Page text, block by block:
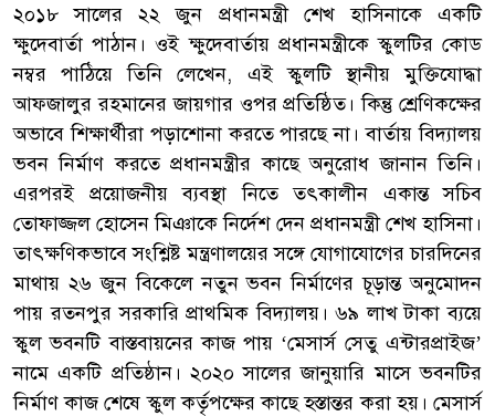
২০১৮ সালের ২২ জুন প্রধানমন্ত্রী শেখ হাসিনাকে একটি
ক্ষুদেবার্তা পাঠান। ওই ক্ষুদেবার্তায় প্রধানমন্ত্রীকে স্কুলটির কোড
নম্বর পাঠিয়ে তিনি লেখেন, এই স্কুলটি স্থানীয় মুক্তিযোদ্ধা
আফজালুর রহমানের জায়গার ওপর প্রতিষ্ঠিত। কিন্তু শ্রেণিকক্ষের
অভাবে শিক্ষার্থীরা পড়াশোনা করতে পারছে না। বার্তায় বিদ্যালয়
ভবন নির্মাণ করতে প্রধানমন্ত্রীর কাছে অনুরোধ জানান তিনি।
এরপরই প্রয়োজনীয় ব্যবস্থা নিতে তৎকালীন একান্ত সচিব
তোফাজ্জল হোসেন মিঞাকে নির্দেশ দেন প্রধানমন্ত্রী শেখ হাসিনা।
তাৎক্ষণিকভাবে সংশ্লিষ্ট মন্ত্রণালয়ের সঙ্গে যোগাযোগের চারদিনের
মাথায় ২৬ জুন বিকেলে নতুন ভবন নির্মাণের চূড়ান্ত অনুমোদন
পায় রতনপুর সরকারি প্রাথমিক বিদ্যালয়। ৬৯ লাখ টাকা ব্যয়ে
স্কুল ভবনটি বাস্তবায়নের কাজ পায় ‘মেসার্স সেতু এন্টারপ্রাইজ’
নামে একটি প্রতিষ্ঠান। ২০২০ সালের জানুয়ারি মাসে ভবনটির
নির্মাণ কাজ শেষে স্কুল কর্তৃপক্ষের কাছে হস্তান্তর করা হয়। মেসার্স